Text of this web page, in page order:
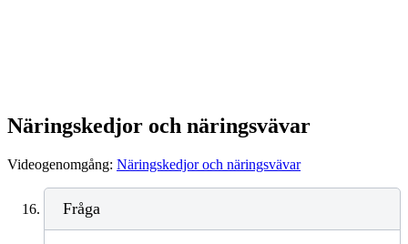
Näringskedjor och näringsvävar
Videogenomgång: Näringskedjor och näringsvävar
Fråga